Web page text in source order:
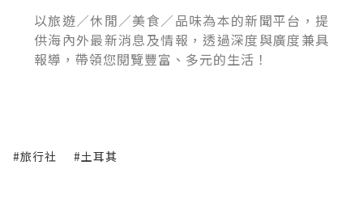
以旅遊／休閒／美食／品味為本的新聞平台，提
供海內外最新消息及情報，透過深度與廣度兼具
報導，帶領您閱覽豐富、多元的生活！
#旅行社 #土耳其